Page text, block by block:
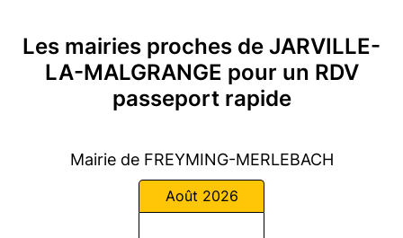
Les mairies proches de JARVILLE-
LA-MALGRANGE pour un RDV
passeport rapide
Mairie de FREYMING-MERLEBACH
Août 2026